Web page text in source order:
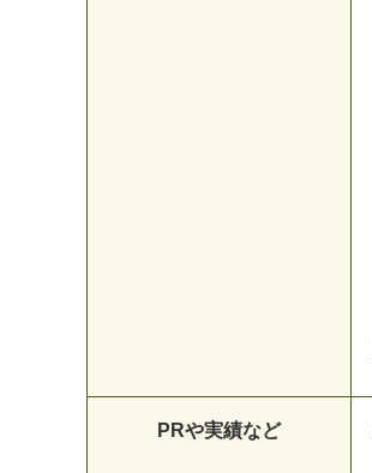
PRや実績など